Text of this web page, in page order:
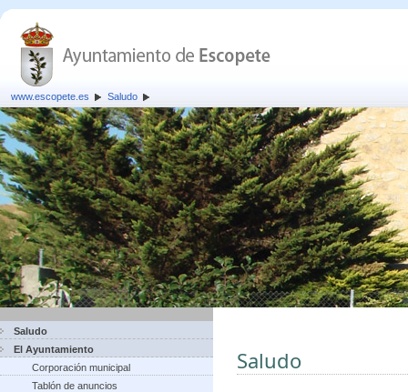
www.escopete.es Saludo
Saludo
El Ayuntamiento
Corporación municipal
Tablón de anuncios
Saludo